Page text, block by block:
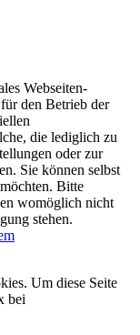
Webseiten-
den Betrieb der
die lediglich zu
oder zur
Sie können selbst
Bitte
womöglich nicht
stehen.
Um diese Seite
bei